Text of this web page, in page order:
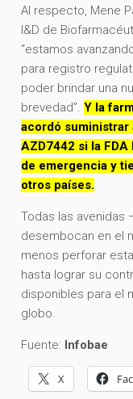
Al respecto, Mene
I&D de
“estamos
para registro
poder brindar una
brevedad”.Y la
acordó suministrar
AZD7442 si la
de emergencia y
otros países.
Todas las avenidas
desembocan en el
menos perforar
hasta lograr su
disponibles para el
globo.
Fuente: Infobae
X